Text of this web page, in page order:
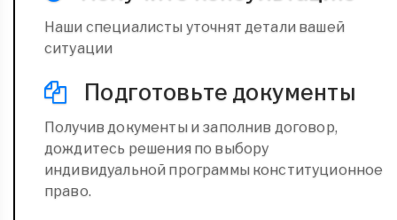
Наши специалисты уточнят детали вашей
ситуации
Подготовьте документы
Получив документы и заполнив договор,
дождитесь решения по выбору
индивидуальной программы конституционное
право.